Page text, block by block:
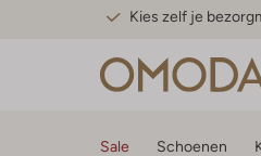
Kies zelf je
Sale Schoenen